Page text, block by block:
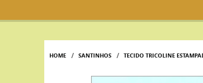
HOME SANTINHOS TECIDO TRICOLINE